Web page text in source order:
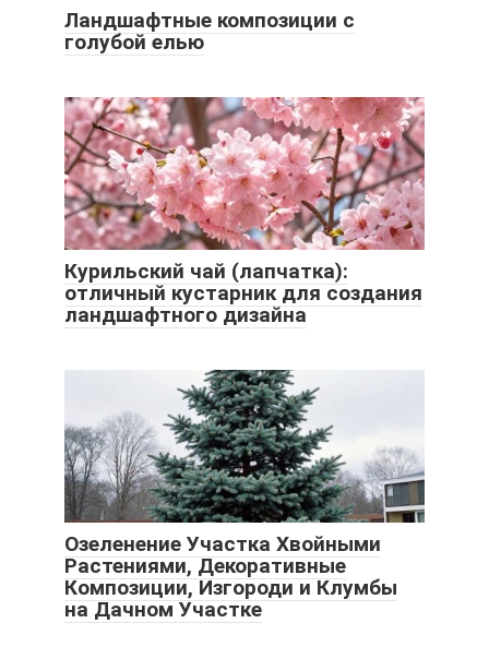
Ландшафтные композиции с
голубой елью
Курильский чай (лапчатка):
отличный кустарник для создания
ландшафтного дизайна
Озеленение Участка Хвойными
Растениями, Декоративные
Композиции, Изгороди и Клумбы
на Дачном Участке